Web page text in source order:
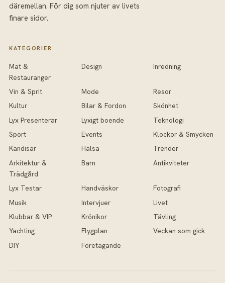
däremellan. För dig som njuter av livets
finare sidor.
KATEGORIER
Mat &
Restauranger
Design Inredning
Vin & Sprit Mode
Resor
Kultur
Bilar & Fordon
Skönhet
Lyx Presenterar
Lyxigt boende
Teknologi
Sport
Events
Klockor & Smycken
Kändisar
Hälsa
Trender
Arkitektur &
Trädgård
Barn Antikviteter
Lyx Testar Handväskor
Fotografi
Musik
Intervjuer
Livet
Klubbar & VIP
Krönikor
Tävling
Yachting
Flygplan
Veckan som gick
DIY
Företagande